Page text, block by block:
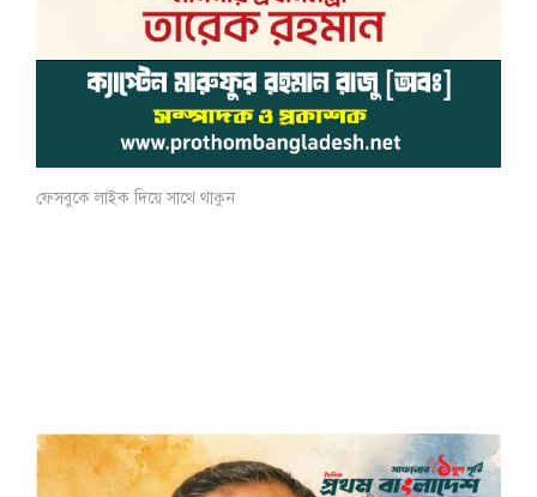
ফেসবুকে লাইক দিয়ে সাথে থাকুন